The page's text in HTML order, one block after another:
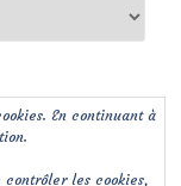
En continuant à
les cookies,